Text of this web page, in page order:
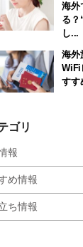
海外
る？
し...
海外
WiFi
すす
ゴリ
報
め情報
ち情報